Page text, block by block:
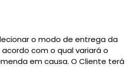
o modo de entrega da
com o qual variará o
em causa. O Cliente terá